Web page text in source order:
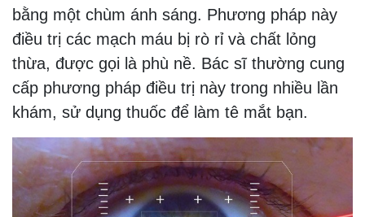
bằng một chùm ánh sáng. Phương pháp này
điều trị các mạch máu bị rò rỉ và chất lỏng
thừa, được gọi là phù nề. Bác sĩ thường cung
cấp phương pháp điều trị này trong nhiều lần
khám, sử dụng thuốc để làm tê mắt bạn.